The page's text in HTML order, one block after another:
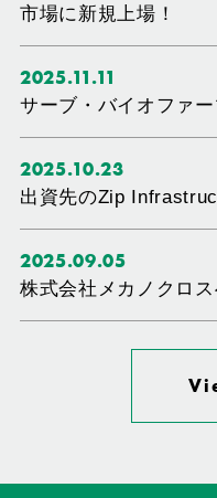
市場に新規上場！
2025.11.11
サーブ・バイオファ
2025.10.23
出資先のZip
2025.09.05
株式会社メカノクロ